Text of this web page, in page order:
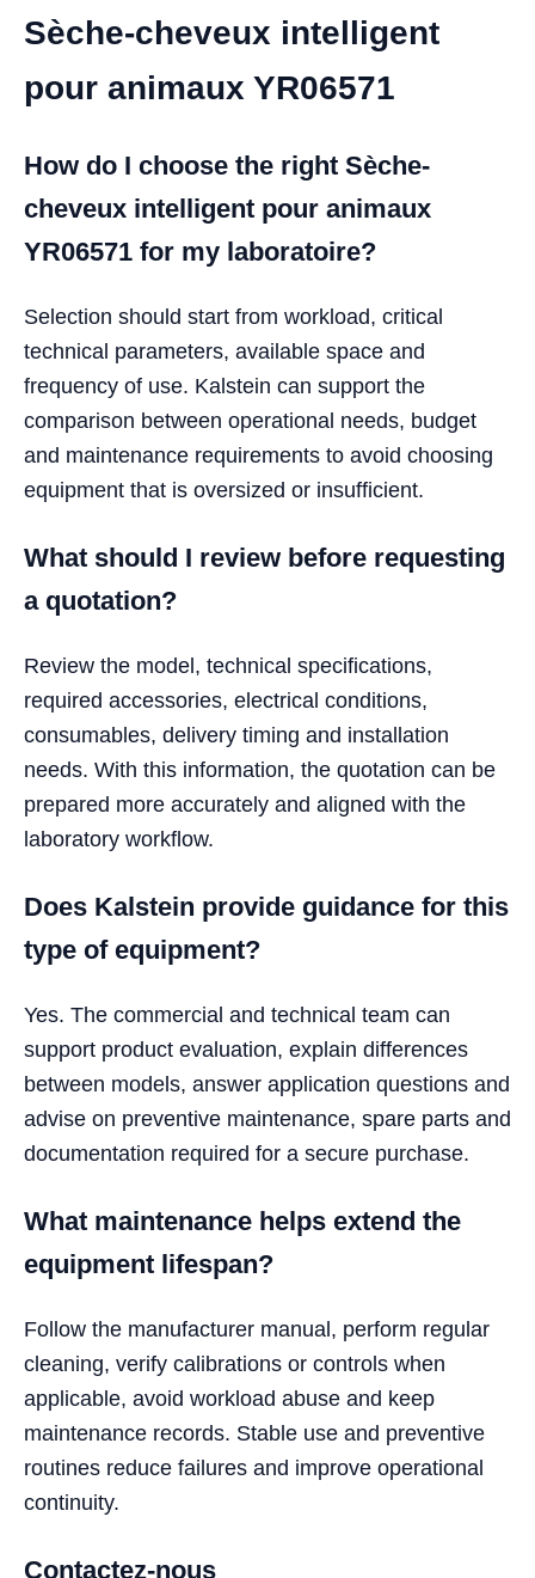
Sèche-cheveux intelligent
pour animaux YR06571
How do I choose the right Sèche-
cheveux intelligent pour animaux
YR06571 for my laboratoire?
Selection should start from workload, critical
technical parameters, available space and
frequency of use. Kalstein can support the
comparison between operational needs, budget
and maintenance requirements to avoid choosing
equipment that is oversized or insufficient.
What should I review before requesting
a quotation?
Review the model, technical specifications,
required accessories, electrical conditions,
consumables, delivery timing and installation
needs. With this information, the quotation can be
prepared more accurately and aligned with the
laboratory workflow.
Does Kalstein provide guidance for this
type of equipment?
Yes. The commercial and technical team can
support product evaluation, explain differences
between models, answer application questions and
advise on preventive maintenance, spare parts and
documentation required for a secure purchase.
What maintenance helps extend the
equipment lifespan?
Follow the manufacturer manual, perform regular
cleaning, verify calibrations or controls when
applicable, avoid workload abuse and keep
maintenance records. Stable use and preventive
routines reduce failures and improve operational
continuity.
Contactez-nous